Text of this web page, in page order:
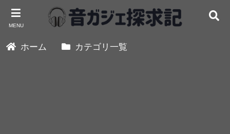
MENU
ホーム カテゴリ一覧